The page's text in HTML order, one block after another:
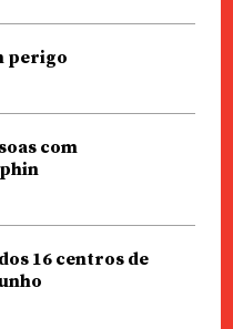
perigo
com
16 centros de